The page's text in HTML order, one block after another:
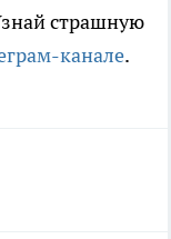
страшную
канале.